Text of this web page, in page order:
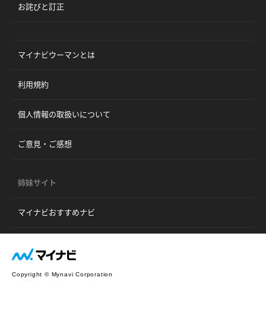
お詫びと訂正
マイナビウーマンとは
利用規約
個人情報の取扱いについて
ご意見・ご感想
姉妹サイト
マイナビおすすめナビ
Copyright © Mynavi Corporation